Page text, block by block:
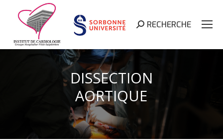
Search:
RECHERCHE
DISSECTION
AORTIQUE